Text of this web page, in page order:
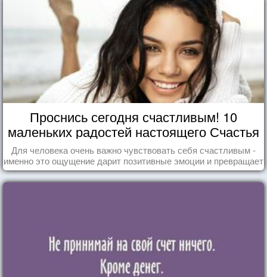
Проснись сегодня счастливым! 10
маленьких радостей настоящего Счастья
Для человека очень важно чувствовать себя счастливым -
именно это ощущение дарит позитивные эмоции и превращает
каждый день в маленький праздник.